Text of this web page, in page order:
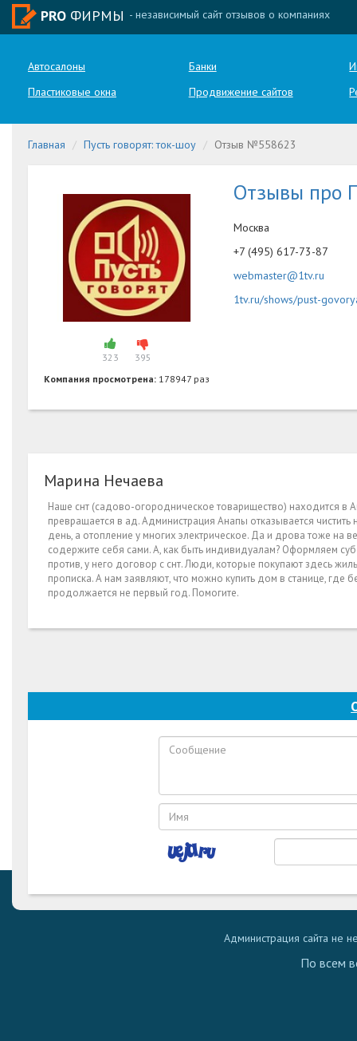
PRO ФИРМЫ - независимый сайт отзывов о компаниях
Автосалоны Банки
Пластиковые окна
Продвижение сайтов
Главная Пусть говорят: ток-шоу Отзыв №558623
323
395
Компания просмотрена: 178947 раз
Отзывы про
Москва
+7 (495) 617-73-87
webmaster@1tv.ru
1tv.ru/shows/pust-
Марина Нечаева
Наше снт (садово-огородническое товарищество) находится в
превращается в ад. Администрация Анапы отказывается
день, а отопление у многих электрическое. Да и дрова тоже на
содержите себя сами. А, как быть индивидуалам? Оформляем
против, у него договор с снт. Люди, которые покупают здесь
прописка. А нам заявляют, что можно купить дом в станице,
продолжается не первый год. Помогите.
Администрация сайта не
По всем